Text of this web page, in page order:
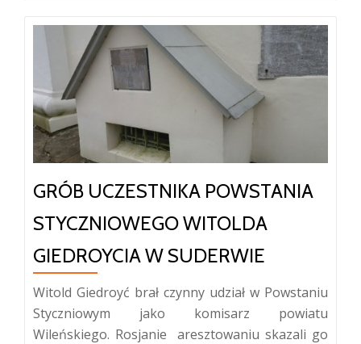
GRÓB UCZESTNIKA POWSTANIA
STYCZNIOWEGO WITOLDA
GIEDROYCIA W SUDERWIE
Witold Giedroyć brał czynny udział w Powstaniu
Styczniowym jako komisarz powiatu
Wileńskiego. Rosjanie aresztowaniu skazali go